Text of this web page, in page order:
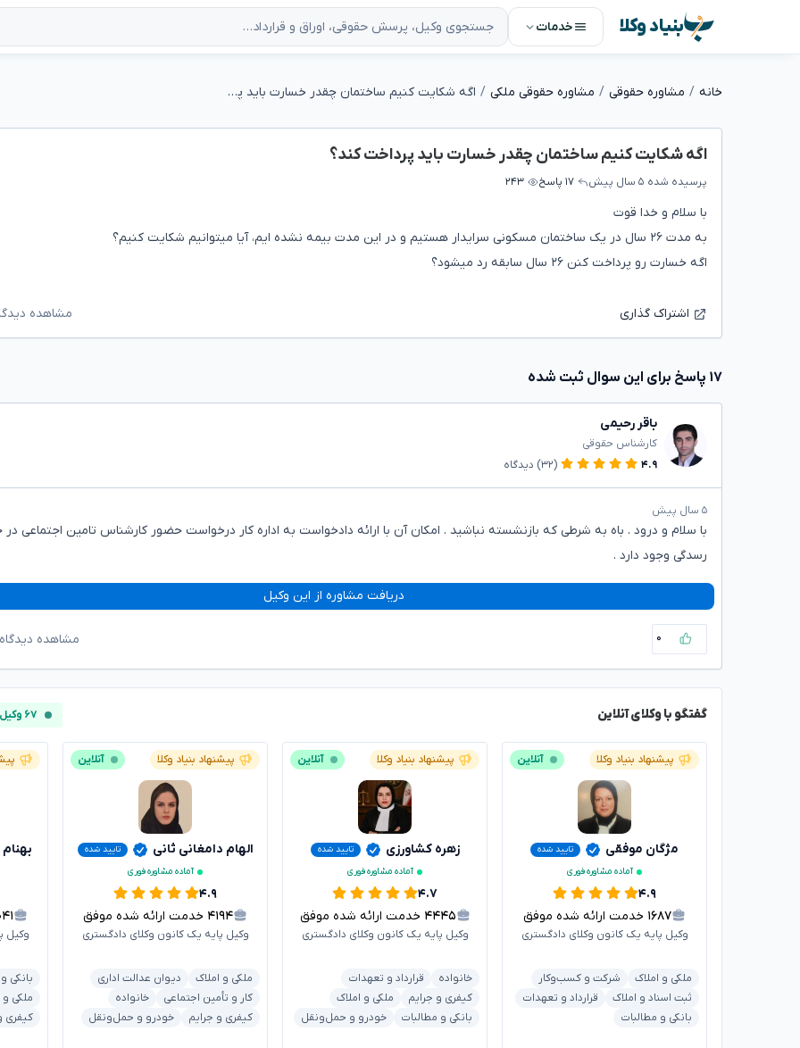
بنیاد وکلا خدمات
خانه مشاوره حقوقی مشاوره حقوقی ملکی اگه شکایت کنیم ساختمان چقدر خسارت باید پرداخت کند؟
اگه شکایت کنیم ساختمان چقدر خسارت باید پرداخت کند؟
پرسیده شده ۵ سال پیش ۱۷ پاسخ ۲۴۳
با سلام و خدا قوت
به مدت ۲۶ سال در یک ساختمان مسکونی سرایدار هستیم و در این مدت بیمه نشده ایم، آیا میتوانیم شکایت کنیم؟
اگه خسارت رو پرداخت کنن ۲۶ سال سابقه رد میشود؟
اشتراک گذاری مشاهده
۱۷ پاسخ برای این سوال ثبت شده
باقر رحیمی
کارشناس حقوقی
۴.۹
(۳۲) دیدگاه
۵ سال پیش
با سلام و‌ درود . باه به شرطی که بازنشسته نباشید . امکان آن با ارائه دادخواست به اداره کار درخواست حضور کارشناس تامین اجتماعی
رسدگی وجود دارد .
دریافت مشاوره از این وکیل
۰ مشاهده
گفتگو با وکلای آنلاین ۶۷ وکیل آنلاین
پیشنهاد بنیاد وکلا آنلاین
مژگان موفقی
تایید شده
آماده مشاوره فوری
۴.۹
۱۶۸۷ خدمت ارائه شده موفق
وکیل پایه یک کانون وکلای دادگستری
ملکی و املاک
شرکت و کسب‌وکار
ثبت اسناد و املاک
قرارداد و تعهدات
بانکی و مطالبات
پیشنهاد بنیاد وکلا آنلاین
زهره کشاورزی
تایید شده
آماده مشاوره فوری
۴.۷
۴۴۴۵ خدمت ارائه شده موفق
وکیل پایه یک کانون وکلای دادگستری
خانواده
قرارداد و تعهدات
کیفری و جرایم
ملکی و املاک
بانکی و مطالبات
خودرو و حمل‌ونقل
پیشنهاد بنیاد وکلا آنلاین
الهام دامغانی ثانی
تایید شده
آماده مشاوره فوری
۴.۹
۴۱۹۴ خدمت ارائه شده موفق
وکیل پایه یک کانون وکلای دادگستری
ملکی و املاک
دیوان عدالت اداری
کار و تأمین اجتماعی
خانواده
کیفری و جرایم
خودرو و حمل‌ونقل
بهنام
وکیل
بانکی
ملکی و
کیفری